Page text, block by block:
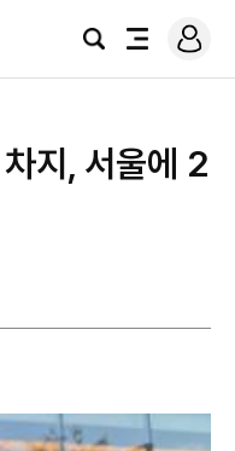
검
전
로
그
지, 서울에 2